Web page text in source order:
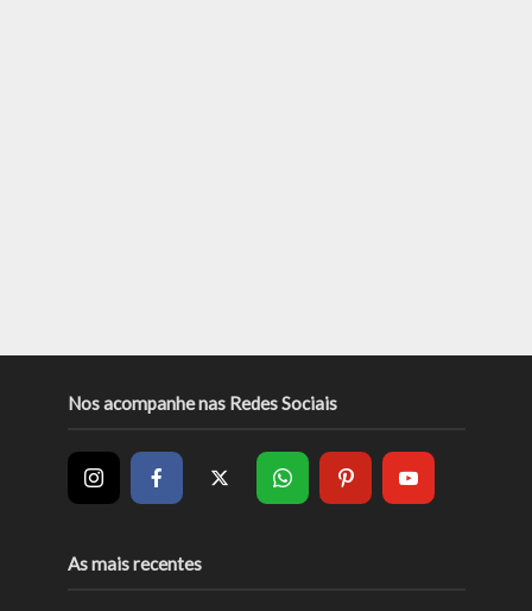
Nos acompanhe nas Redes Sociais
As mais recentes